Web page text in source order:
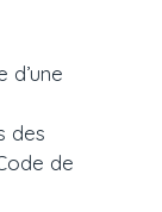
des
de